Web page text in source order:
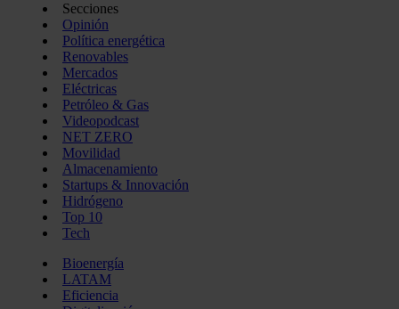
Secciones
Opinión
Política energética
Renovables
Mercados
Eléctricas
Petróleo & Gas
Videopodcast
NET ZERO
Movilidad
Almacenamiento
Startups & Innovación
Hidrógeno
Top 10
Tech
Bioenergía
LATAM
Eficiencia